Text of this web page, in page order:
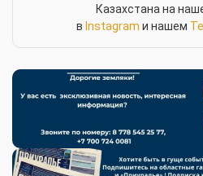
Казахстана на
в Instagram и нашем